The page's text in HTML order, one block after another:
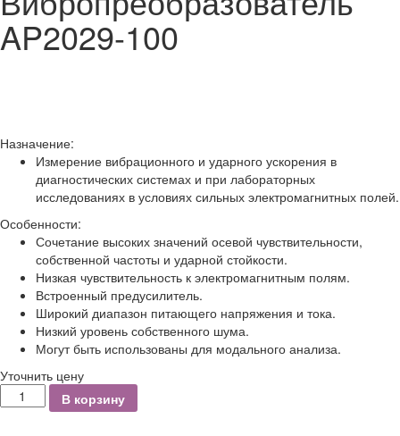
AP2029-100
Назначение:
Измерение вибрационного и ударного ускорения в
диагностических системах и при лабораторных
исследованиях в условиях сильных электромагнитных полей.
Особенности:
Сочетание высоких значений осевой чувствительности,
собственной частоты и ударной стойкости.
Низкая чувствительность к электромагнитным полям.
Встроенный предусилитель.
Широкий диапазон питающего напряжения и тока.
Низкий уровень собственного шума.
Могут быть использованы для модального анализа.
Уточнить цену
КоличествоВ корзину